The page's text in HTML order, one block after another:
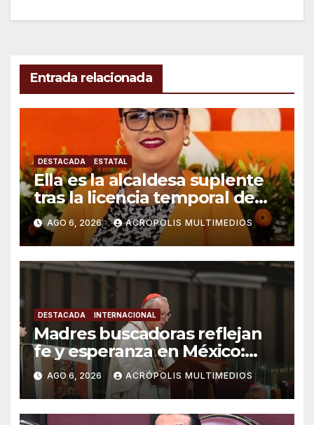
entradas
Entrada relacionada
DESTACADA ESTATAL
Ella es la alcaldesa suplente
tras la licencia temporal de
Raúl González en Ixhuatlán
del Sureste
AGO 6, 2026 ACRÓPOLIS MULTIMEDIOS
DESTACADA INTERNACIONAL
Madres buscadoras reflejan
fe y esperanza en México:
Parolin
AGO 6, 2026 ACRÓPOLIS MULTIMEDIOS